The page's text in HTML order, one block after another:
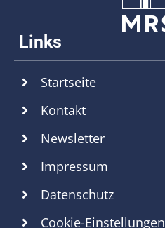
Startseite
Kontakt
Newsletter
Impressum
Datenschutz
Cookie-Einstellungen